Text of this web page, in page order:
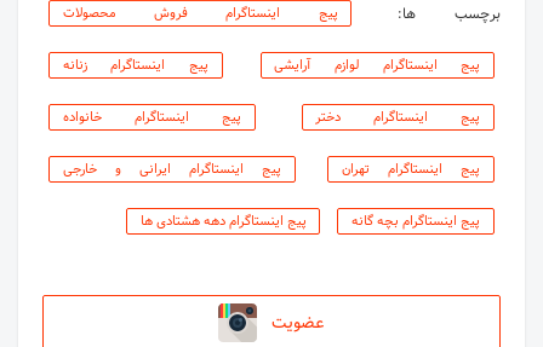
برچسب ها: پیج اینستاگرام فروش محصولات
پیج اینستاگرام لوازم آرایشی پیج اینستاگرام زنانه
پیج اینستاگرام دختر پیج اینستاگرام خانواده
پیج اینستاگرام تهران پیج اینستاگرام ایرانی و خارجی
پیج اینستاگرام بچه گانه پیج اینستاگرام دهه هشتادی ها
عضویت